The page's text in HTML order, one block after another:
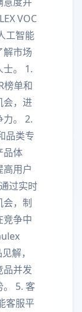
VOC
工智能
解市场
。 1.
榜单和
会，进
。 2.
品类专
品体
用户
过实时
会，制
竞争中
解，
品并发
。 5. 客
客服平